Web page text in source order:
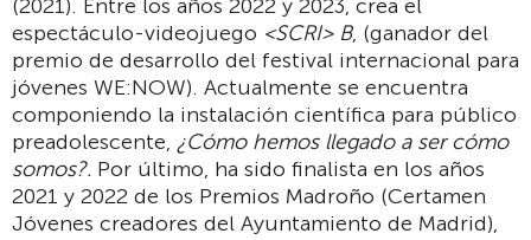
(2021). Entre los años 2022 y 2023, crea el
espectáculo-videojuego <SCRI> B, (ganador del
premio de desarrollo del festival internacional para
jóvenes WE:NOW). Actualmente se encuentra
componiendo la instalación científica para público
preadolescente, ¿Cómo hemos llegado a ser cómo
somos?. Por último, ha sido finalista en los años
2021 y 2022 de los Premios Madroño (Certamen
Jóvenes creadores del Ayuntamiento de Madrid),